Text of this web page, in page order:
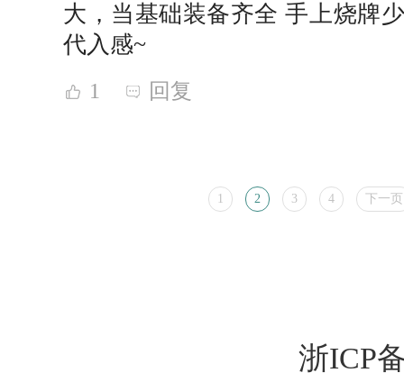
大，当基础装备齐全 手上烧牌
代入感~
1 回复
1 2 3 4 下一页
浙ICP